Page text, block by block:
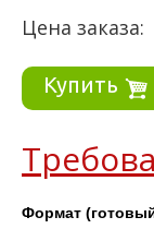
Цена заказа:
Купить
Формат